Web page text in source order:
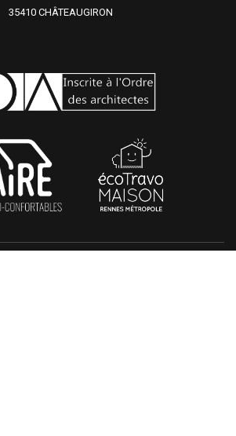
35410 CHÂTEAUGIRON